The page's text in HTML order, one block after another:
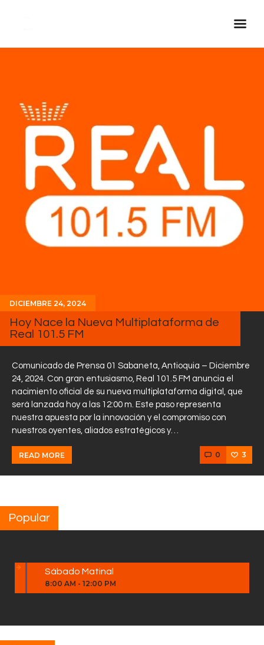
En Vivo
Descarga La APP
Programas
Noticias
Equipo
Sobre Nosotros
Contactos
DICIEMBRE 24, 2024
Hoy Nace la Nueva Multiplataforma de
Real 101.5 FM
Comunicado de Prensa 01 Sabaneta, Antioquia – Diciembre
24, 2024. Con gran entusiasmo, Real 101.5 FM anuncia el
nacimiento oficial de su nueva multiplataforma digital, que
será lanzada hoy a las 12:00 m. Este paso representa
nuestra apuesta por la innovación y el compromiso con
nuestros oyentes, aliados estratégicos y…
READ MORE 0 3
Popular
Sábado Matinal
8:00 AM - 12:00 PM